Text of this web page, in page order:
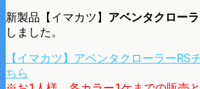
新製品【イマカツ】 アベンタクロー
しました。
【イマカツ】アベンタクローラーRS
ちら